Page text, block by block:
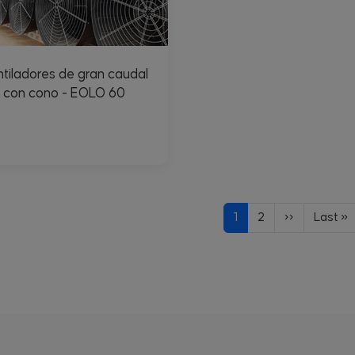
de gran caudal
con cono - EOLO 60
Página actual
Page
2 Siguiente
›› Última
Last »